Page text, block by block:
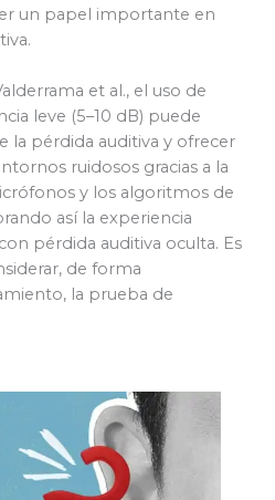
un papel importante en
et al., el uso de
leve (5–10 dB) puede
la pérdida auditiva y ofrecer
ruidosos gracias a la
y los algoritmos de
así la experiencia
pérdida auditiva oculta. Es
de forma
la prueba de